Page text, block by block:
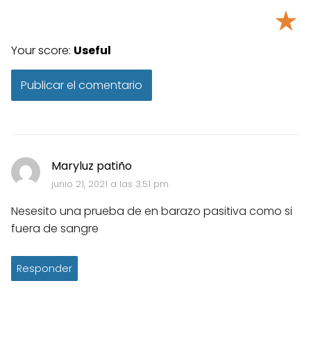
Maryluz patiño
junio 21, 2021 a las 3:51 pm
Nesesito una prueba de en barazo pasitiva como si
fuera de sangre
Responder
★
Your score: Useful